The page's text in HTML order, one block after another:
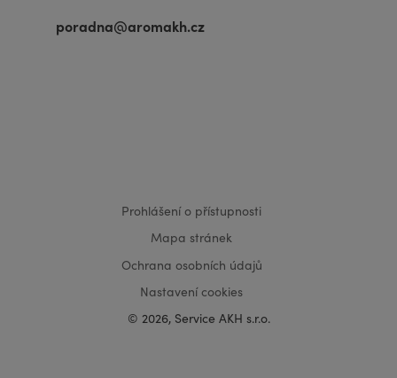
poradna@aromakh.cz
Prohlášení o přístupnosti
Mapa stránek
Ochrana osobních údajů
Nastavení cookies
© 2026, Service AKH s.r.o.